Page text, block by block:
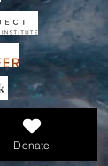
Donate